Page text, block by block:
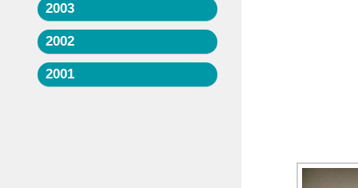
2003
2002
2001